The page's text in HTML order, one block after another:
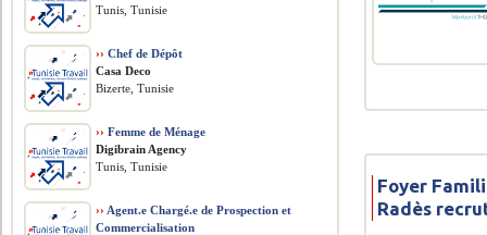
Foyer
Radès
Tunis, Tunisie
›› Chef de Dépôt
Casa Deco
Bizerte, Tunisie
›› Femme de Ménage
Digibrain Agency
Tunis, Tunisie
›› Agent.e Chargé.e de Prospection et
Commercialisation